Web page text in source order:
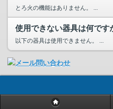
とろ火の機能はありません。 ...
使用できない器具は何です
以下の器具は使用できません。 ...